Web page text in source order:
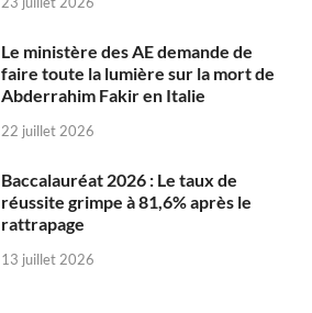
Le ministère des AE demande de
faire toute la lumière sur la mort de
Abderrahim Fakir en Italie
22 juillet 2026
Baccalauréat 2026 : Le taux de
réussite grimpe à 81,6% après le
rattrapage
13 juillet 2026